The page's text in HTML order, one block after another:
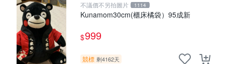
不議價不另拍圖片 1114
Kunamom30cm(櫃床橘袋）95成新
$999
競標 剩4162天